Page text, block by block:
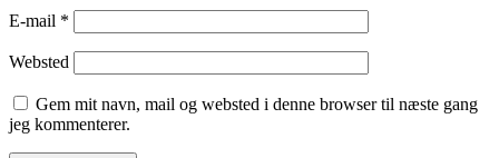
E-mail *
Websted
Gem mit navn, mail og websted i denne browser til næste gang
jeg kommenterer.